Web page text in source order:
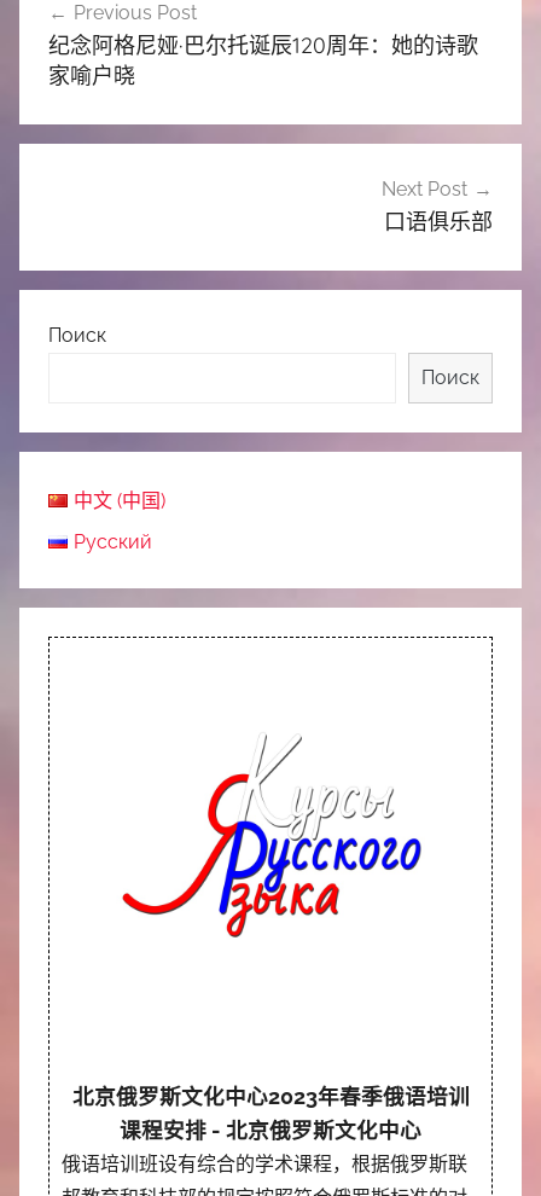
章
航
Previous Post
纪念阿格尼娅·巴尔托诞辰120周年：她的诗歌
家喻户晓
Next Post
口语俱乐部
Поиск
Поиск
中文 (中国)
Русский
北京俄罗斯文化中心2023年春季俄语培训
课程安排 - 北京俄罗斯文化中心
俄语培训班设有综合的学术课程，根据俄罗斯联